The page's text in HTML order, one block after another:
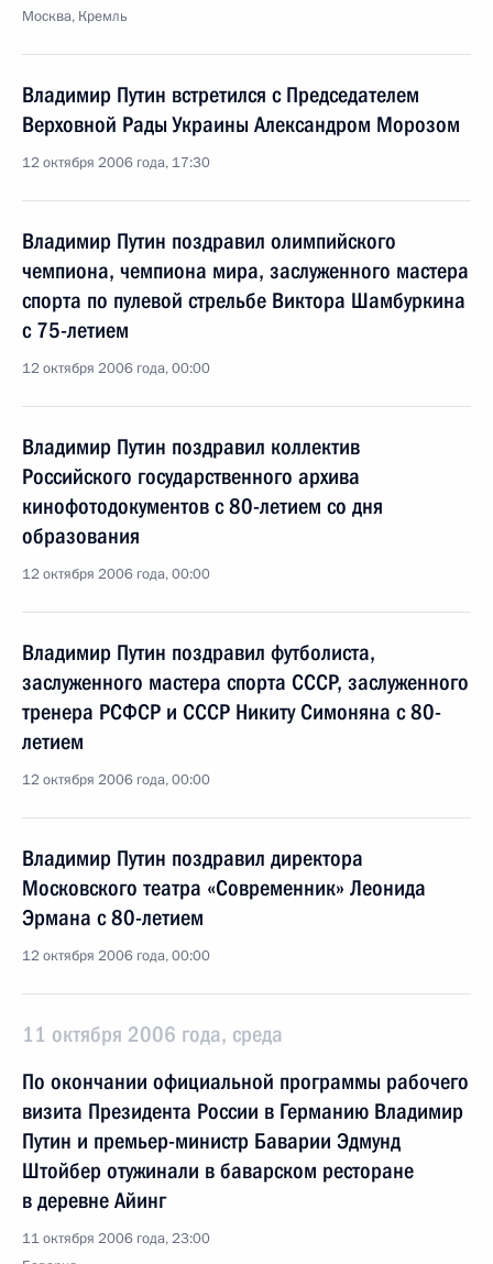
Москва, Кремль
Владимир Путин встретился с Председателем
Верховной Рады Украины Александром Морозом
12 октября 2006 года, 17:30
Владимир Путин поздравил олимпийского
чемпиона, чемпиона мира, заслуженного мастера
спорта по пулевой стрельбе Виктора Шамбуркина
с 75-летием
12 октября 2006 года, 00:00
Владимир Путин поздравил коллектив
Российского государственного архива
кинофотодокументов с 80-летием со дня
образования
12 октября 2006 года, 00:00
Владимир Путин поздравил футболиста,
заслуженного мастера спорта СССР, заслуженного
тренера РСФСР и СССР Никиту Симоняна с 80-
летием
12 октября 2006 года, 00:00
Владимир Путин поздравил директора
Московского театра «Современник» Леонида
Эрмана с 80-летием
12 октября 2006 года, 00:00
11 октября 2006 года, среда
По окончании официальной программы рабочего
визита Президента России в Германию Владимир
Путин и премьер-министр Баварии Эдмунд
Штойбер отужинали в баварском ресторане
в деревне Айинг
11 октября 2006 года, 23:00